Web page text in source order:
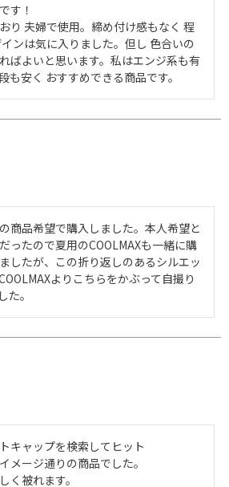
す！
り 夫婦で使用。締め付け感もなく 程
ンは気に入りました。但し 色合いの
ばよいと思います。私はエンジ系も有
商品希望で購入しました。本人希望と
ったので夏用のCOOLMAXも一緒に購
したが、この折り返しのあるシルエッ
よりこちらをかぶって自撮り
た。
キャップを検索してヒット
メージ通りの商品でした。
く被れます。